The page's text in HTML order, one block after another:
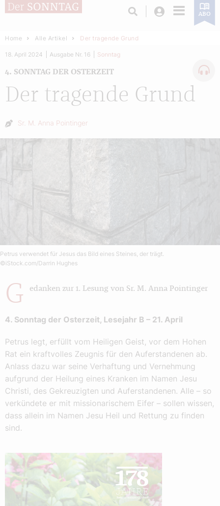
Login ABO
Home Alle Artikel Der tragende Grund
Der tragende Grund
4. SONNTAG DER OSTERZEIT
18. April 2024 Ausgabe Nr. 16 Sonntag
Autor:
Sr. M. Anna Pointinger
Petrus verwendet für Jesus das Bild eines Steines, der trägt.
©iStock.com/Darrin Hughes
G edanken zur 1. Lesung von Sr. M. Anna Pointinger
4. Sonntag der Osterzeit, Lesejahr B – 21. April
Petrus legt, erfüllt vom Heiligen Geist, vor dem Hohen
Rat ein kraftvolles Zeugnis für den Auferstandenen ab.
Anlass dazu war seine Verhaftung und Vernehmung
aufgrund der Heilung eines Kranken im Namen Jesu
Christi, des Gekreuzigten und Auferstandenen. Alle – so
verkündete er mit missionarischem Eifer – sollen wissen,
dass allein im Namen Jesu Heil und Rettung zu finden
sind.